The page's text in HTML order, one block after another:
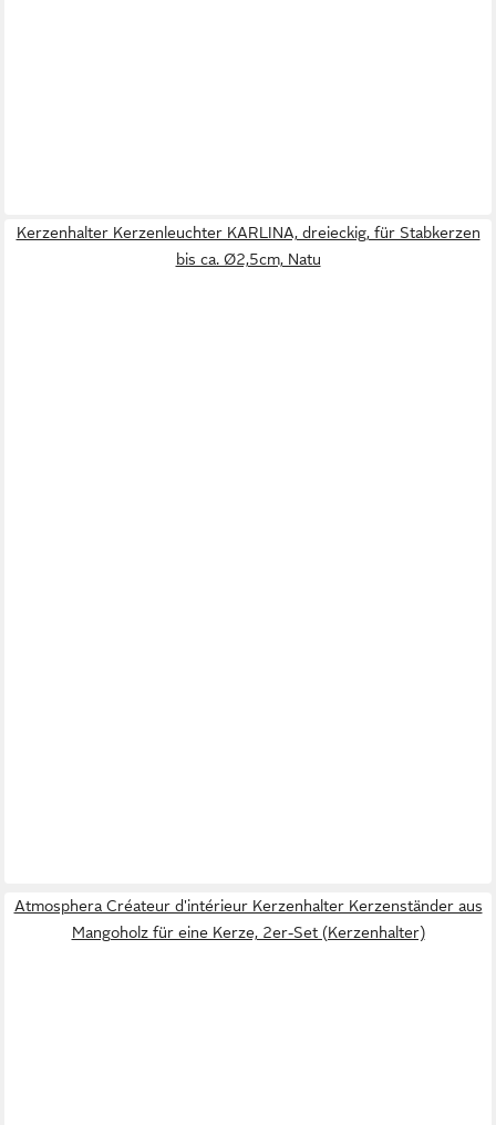
Kerzenhalter Kerzenleuchter KARLINA, dreieckig, für Stabkerzen
bis ca. Ø2,5cm, Natu
Atmosphera Créateur d'intérieur Kerzenhalter Kerzenständer aus
Mangoholz für eine Kerze, 2er-Set (Kerzenhalter)